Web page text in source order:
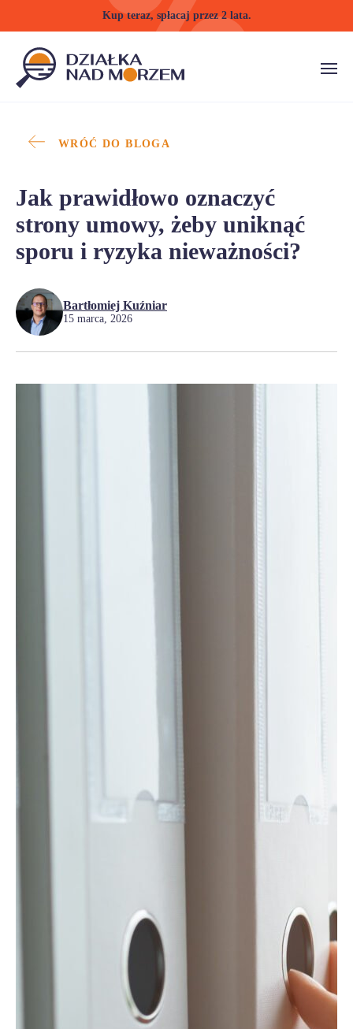
Kup teraz, spłacaj przez 2 lata.
WRÓĆ DO BLOGA
Jak prawidłowo oznaczyć
strony umowy, żeby uniknąć
sporu i ryzyka nieważności?
Bartłomiej Kuźniar
15 marca, 2026